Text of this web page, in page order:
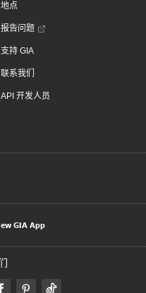
地点
报告问题
支持 GIA
联系我们
API 开发人员
GIA App